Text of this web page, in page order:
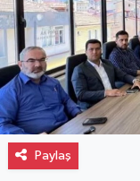
Paylaş
Spor
Eğitim